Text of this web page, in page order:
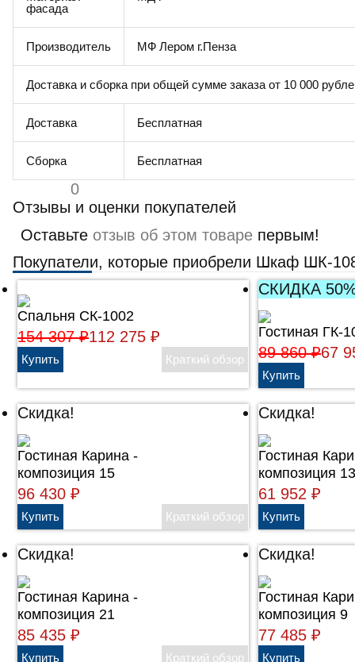
фасада
Производитель МФ Лером г.Пенза
Доставка и сборка при общей сумме заказа от 10 000
Доставка Бесплатная
Сборка Бесплатная
0
Отзывы и оценки покупателей
Оставьте отзыв об этом товаре первым!
Покупатели, которые приобрели Шкаф ШК-
Спальня СК-1002
154 307₽112 275₽
СКИДКА
Гостиная ГК-
89 860₽67
Скидка!
Гостиная Карина -
композиция 15
96 430₽
Скидка!
Гостиная
композиция
61 952₽
Скидка!
Гостиная Карина -
композиция 21
85 435₽
Скидка!
Гостиная
композиция 9
77 485₽